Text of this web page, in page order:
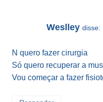
Weslley disse:
N quero fazer cirurgia
Só quero recuperar a
Vou começar a fazer